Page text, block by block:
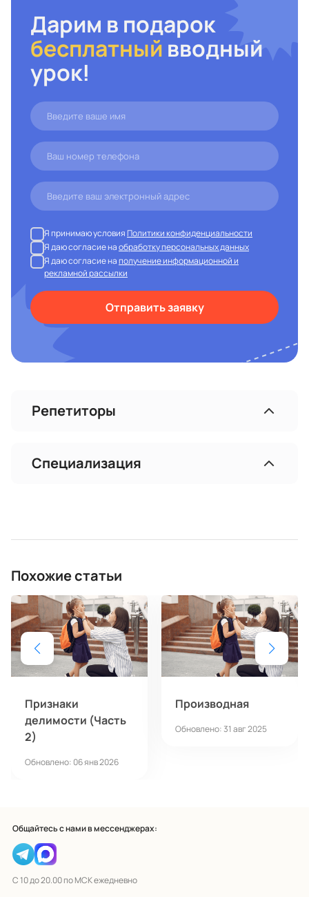
Дарим в подарок
бесплатный вводный
урок!
Я принимаю условияПолитики конфиденциальности
Я даю согласие наобработку персональных данных
Я даю согласие наполучение информационной и
рекламной рассылки
Отправить заявку
Репетиторы
Специализация
Похожие статьи
Признаки
делимости (Часть
2)
Обновлено: 06 янв 2026
Производная
Обновлено: 31 авг 2025
Общайтесь с нами в мессенджерах:
С 10 до 20.00 по МСК ежедневно